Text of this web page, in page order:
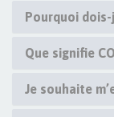
Pourquoi dois-
Que signifie
Je souhaite